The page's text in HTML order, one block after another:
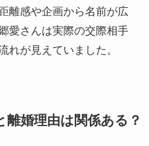
離感や企画から名前が広
愛さんは実際の交際相手
れが見えていました。
婚理由は関係ある？